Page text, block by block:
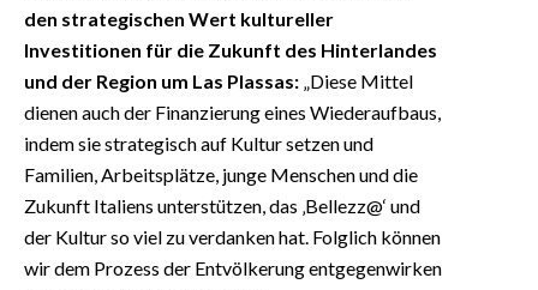
den strategischen Wert kultureller
Investitionen für die Zukunft des Hinterlandes
und der Region um Las Plassas: „Diese Mittel
dienen auch der Finanzierung eines Wiederaufbaus,
indem sie strategisch auf Kultur setzen und
Familien, Arbeitsplätze, junge Menschen und die
Zukunft Italiens unterstützen, das ‚Bellezz@‘ und
der Kultur so viel zu verdanken hat. Folglich können
wir dem Prozess der Entvölkerung entgegenwirken